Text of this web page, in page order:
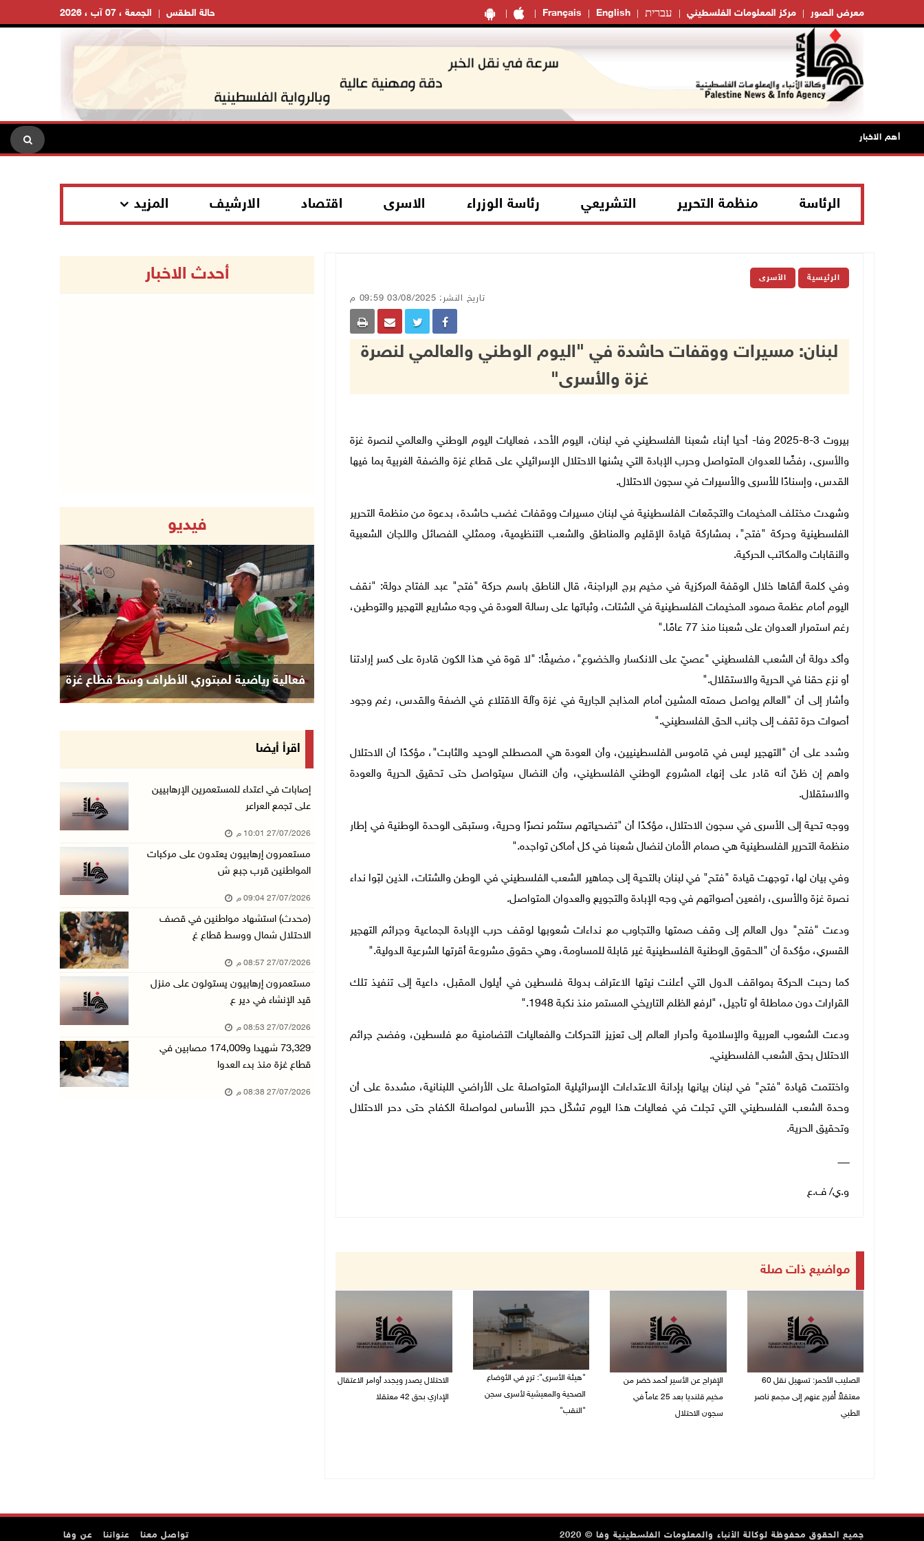
Français English עברית مركز المعلومات الفلسطيني معرض الصور الجمعة ، 07 آب ، 2026 حالة الطقس
أهم الاخبار
الرئاسة منظمة التحرير التشريعي رئاسة الوزراء الاسرى اقتصاد الارشيف المزيد
الرئيسية الأسرى
تاريخ النشر: 03/08/2025 09:59 م
لبنان: مسيرات ووقفات حاشدة في "اليوم الوطني والعالمي لنصرة
غزة والأسرى"
بيروت 3-8-2025 وفا- أحيا أبناء شعبنا الفلسطيني في لبنان، اليوم الأحد، فعاليات اليوم الوطني والعالمي لنصرة غزة
والأسرى، رفضًا للعدوان المتواصل وحرب الإبادة التي يشنها الاحتلال الإسرائيلي على قطاع غزة والضفة الغربية بما فيها
القدس، وإسنادًا للأسرى والأسيرات في سجون الاحتلال.
وشهدت مختلف المخيمات والتجمّعات الفلسطينية في لبنان مسيرات ووقفات غضب حاشدة، بدعوة من منظمة التحرير
الفلسطينية وحركة "فتح"، بمشاركة قيادة الإقليم والمناطق والشعب التنظيمية، وممثلي الفصائل واللجان الشعبية
والنقابات والمكاتب الحركية.
وفي كلمة ألقاها خلال الوقفة المركزية في مخيم برج البراجنة، قال الناطق باسم حركة "فتح" عبد الفتاح دولة: "نقف
اليوم أمام عظمة صمود المخيمات الفلسطينية في الشتات، وثباتها على رسالة العودة في وجه مشاريع التهجير والتوطين،
رغم استمرار العدوان على شعبنا منذ 77 عامًا
".
وأكد دولة أن الشعب الفلسطيني "عصيّ على الانكسار والخضوع"، مضيفًا: "لا قوة في هذا الكون قادرة على كسر إرادتنا
أو نزع حقنا في الحرية والاستقلال".
وأشار إلى أن "العالم يواصل صمته المشين أمام المذابح الجارية في غزة وآلة الاقتلاع في الضفة والقدس، رغم وجود
أصوات حرة تقف إلى جانب الحق الفلسطيني".
وشدد على أن "التهجير ليس في قاموس الفلسطينيين، وأن العودة هي المصطلح الوحيد والثابت"، مؤكدًا أن الاحتلال
واهم إن ظنّ أنه قادر على إنهاء المشروع الوطني الفلسطيني، وأن النضال سيتواصل حتى تحقيق الحرية والعودة
والاستقلال.
ووجه تحية إلى الأسرى في سجون الاحتلال، مؤكدًا أن "تضحياتهم ستثمر نصرًا وحرية، وستبقى الوحدة الوطنية في إطار
منظمة التحرير الفلسطينية هي صمام الأمان لنضال شعبنا في كل أماكن تواجده".
وفي بيان لها، توجهت قيادة "فتح" في لبنان بالتحية إلى جماهير الشعب الفلسطيني في الوطن والشتات، الذين لبّوا نداء
نصرة غزة والأسرى، رافعين أصواتهم في وجه الإبادة والتجويع والعدوان المتواصل.
ودعت "فتح" دول العالم إلى وقف صمتها والتجاوب مع نداءات شعوبها لوقف حرب الإبادة الجماعية وجرائم التهجير
القسري، مؤكدة أن "الحقوق الوطنية الفلسطينية غير قابلة للمساومة، وهي حقوق مشروعة أقرتها الشرعية الدولية".
كما رحبت الحركة بمواقف الدول التي أعلنت نيتها الاعتراف بدولة فلسطين في أيلول المقبل، داعية إلى تنفيذ تلك
القرارات دون مماطلة أو تأجيل، "لرفع الظلم التاريخي المستمر منذ نكبة 1948
".
ودعت الشعوب العربية والإسلامية وأحرار العالم إلى تعزيز التحركات والفعاليات التضامنية مع فلسطين، وفضح جرائم
الاحتلال بحق الشعب الفلسطيني.
واختتمت قيادة "فتح" في لبنان بيانها بإدانة الاعتداءات الإسرائيلية المتواصلة على الأراضي اللبنانية، مشددة على أن
وحدة الشعب الفلسطيني التي تجلت في فعاليات هذا اليوم تشكّل حجر الأساس لمواصلة الكفاح حتى دحر الاحتلال
وتحقيق الحرية.
ــــــــ
و.ي/ ف.ع
مواضيع ذات صلة
الصليب الأحمر: تسهيل نقل 60
معتقلاً أُفرج عنهم إلى مجمع ناصر
الطبي
الإفراج عن الأسير أحمد خضر من
مخيم قلنديا بعد 25 عاماً في
سجون الاحتلال
"هيئة الأسرى": تردٍ في الأوضاع
الصحية والمعيشية لأسرى سجن
"النقب"
الاحتلال يصدر ويجدد أوامر الاعتقال
الإداري بحق 42 معتقلا
أحدث الاخبار
فيديو
فعالية رياضية لمبتوري الأطراف وسط قطاع غزة
Previous Next
اقرأ أيضا
إصابات في اعتداء للمستعمرين الإرهابيين
على تجمع العراعر
27/07/2026 10:01 م
مستعمرون إرهابيون يعتدون على مركبات
المواطنين قرب جبع ش
27/07/2026 09:04 م
(محدث) استشهاد مواطنين في قصف
الاحتلال شمال ووسط قطاع غ
27/07/2026 08:57 م
مستعمرون إرهابيون يستولون على منزل
قيد الإنشاء في دير ع
27/07/2026 08:53 م
73,329 شهيدا و174,009 مصابين في
قطاع غزة منذ بدء العدوا
27/07/2026 08:38 م
جميع الحقوق محفوظة لوكالة الأنباء والمعلومات الفلسطينية وفا © 2020 تواصل معنا عنواننا عن وفا